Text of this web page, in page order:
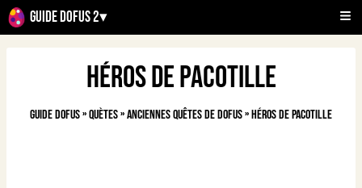
Guide Dofus 2▾
Héros de pacotille
Guide Dofus»Quètes»Anciennes quêtes de Dofus»Héros de pacotille